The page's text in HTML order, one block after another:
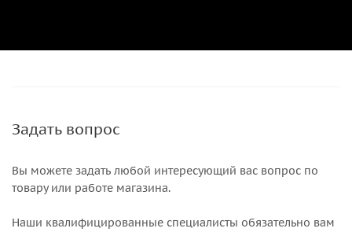
Задать вопрос
Вы можете задать любой интересующий вас вопрос по
товару или работе магазина.
Наши квалифицированные специалисты обязательно вам